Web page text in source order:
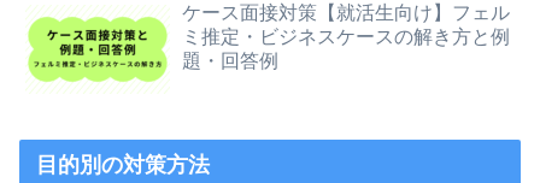
ケース面接対策【就活生向け】フェル
ミ推定・ビジネスケースの解き方と例
題・回答例
目的別の対策方法